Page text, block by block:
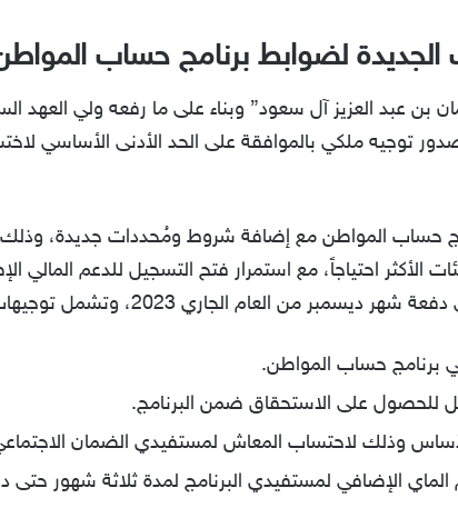
الجديدة لضوابط برنامج حساب
بن عبد العزيز آل سعود” وبناء على ما رفعه ولي
توجيه ملكي بالموافقة على الحد الأدنى الأساسي
حساب المواطن مع إضافة شروط ومُحددات جديدة،
الأكثر احتياجاً، مع استمرار فتح التسجيل للدعم
برنامج حساب المواطن.
للحصول على الاستحقاق ضمن البرنامج.
لاحتساب المعاش لمستفيدي الضمان الاجتماعي من 1100 ريال سعودي إلى 1320
الإضافي لمستفيدي البرنامج لمدة ثلاثة شهور حتى